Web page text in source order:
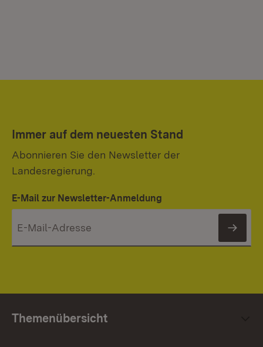
Immer auf dem neuesten Stand
Abonnieren Sie den Newsletter der
Landesregierung.
E-Mail zur Newsletter-Anmeldung
Themenübersicht